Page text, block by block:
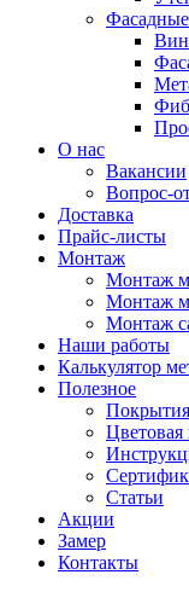
О нас
Вакансии
Вопрос-
Доставка
Прайс-листы
Монтаж
Монтаж
Монтаж
Монтаж
Наши работы
Калькулятор
Полезное
Статьи
Акции
Замер
Контакты